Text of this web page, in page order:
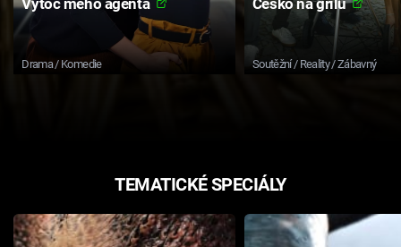
Drama / Komedie Soutěžní / Reality / Zábavný
TEMATICKÉ SPECIÁLY